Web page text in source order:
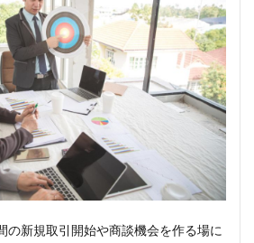
の新規取引開始や商談機会を作る場に